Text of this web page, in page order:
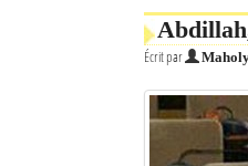
Écrit par